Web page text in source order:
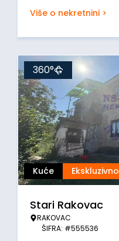
Više o nekretnini >
Kuće Ekskluzivno
360°
Stari Rakovac
RAKOVAC
ŠIFRA: #555536